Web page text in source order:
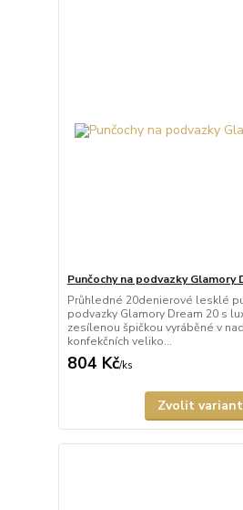
Punčochy na podvazky Glamory
Průhledné 20denierové lesklé
podvazky Glamory Dream 20 s
zesílenou špičkou vyráběné v
konfekčních veliko...
804 Kč/ks
Zvolit